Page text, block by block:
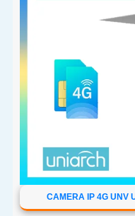
CAMERA IP 4G UNV